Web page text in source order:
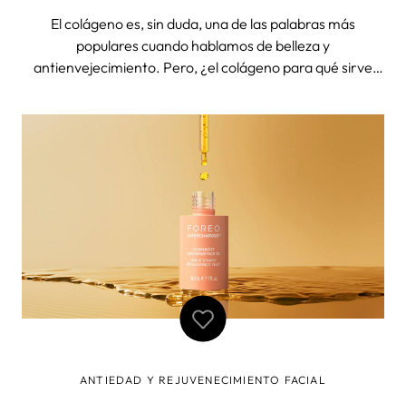
El colágeno es, sin duda, una de las palabras más
populares cuando hablamos de belleza y
antienvejecimiento. Pero, ¿el colágeno para qué sirve
de forma efectiva, especialmente en el rostro? En este
artículo te explicamos qué es el colágen
ANTIEDAD Y REJUVENECIMIENTO FACIAL